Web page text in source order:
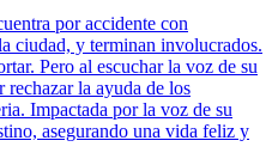
por accidente con
ciudad, y terminan involucrados.
Pero al escuchar la voz de su
rechazar la ayuda de los
Impactada por la voz de su
asegurando una vida feliz y